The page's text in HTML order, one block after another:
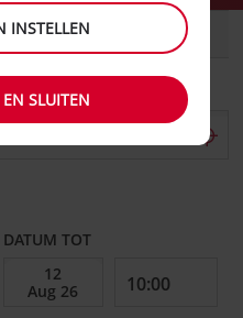
BESTELWAGEN
DATUM TOT
INSTELLEN
SLUITEN